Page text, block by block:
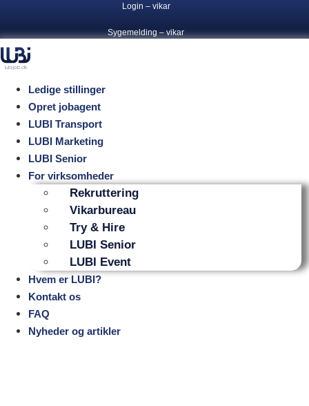
indhold
Login – vikar
Sygemelding – vikar
Ledige stillinger
Opret jobagent
LUBI Transport
LUBI Marketing
LUBI Senior
For virksomheder
Rekruttering
Vikarbureau
Try & Hire
LUBI Senior
LUBI Event
Hvem er LUBI?
Kontakt os
FAQ
Nyheder og artikler